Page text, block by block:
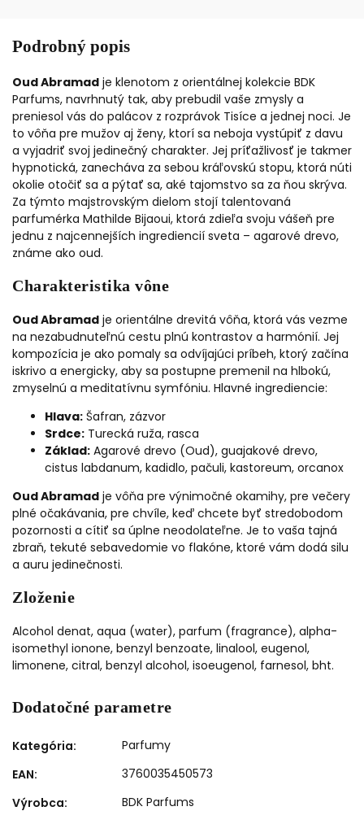
Podrobný popis
Oud Abramad je klenotom z orientálnej kolekcie BDK
Parfums, navrhnutý tak, aby prebudil vaše zmysly a
preniesol vás do palácov z rozprávok Tisíce a jednej noci. Je
to vôňa pre mužov aj ženy, ktorí sa neboja vystúpiť z davu
a vyjadriť svoj jedinečný charakter. Jej príťažlivosť je takmer
hypnotická, zanecháva za sebou kráľovskú stopu, ktorá núti
okolie otočiť sa a pýtať sa, aké tajomstvo sa za ňou skrýva.
Za týmto majstrovským dielom stojí talentovaná
parfumérka Mathilde Bijaoui, ktorá zdieľa svoju vášeň pre
jednu z najcennejších ingrediencií sveta – agarové drevo,
známe ako oud.
Charakteristika vône
Oud Abramad je orientálne drevitá vôňa, ktorá vás vezme
na nezabudnuteľnú cestu plnú kontrastov a harmónií. Jej
kompozícia je ako pomaly sa odvíjajúci príbeh, ktorý začína
iskrivo a energicky, aby sa postupne premenil na hlbokú,
zmyselnú a meditatívnu symfóniu. Hlavné ingrediencie:
Hlava: Šafran, zázvor
Srdce: Turecká ruža, rasca
Základ: Agarové drevo (Oud), guajakové drevo,
cistus labdanum, kadidlo, pačuli, kastoreum, orcanox
Oud Abramad je vôňa pre výnimočné okamihy, pre večery
plné očakávania, pre chvíle, keď chcete byť stredobodom
pozornosti a cítiť sa úplne neodolateľne. Je to vaša tajná
zbraň, tekuté sebavedomie vo flakóne, ktoré vám dodá silu
a auru jedinečnosti.
Zloženie
Alcohol denat, aqua (water), parfum (fragrance), alpha-
isomethyl ionone, benzyl benzoate, linalool, eugenol,
limonene, citral, benzyl alcohol, isoeugenol, farnesol, bht.
Dodatočné parametre
Kategória:
Parfumy
EAN:
3760035450573
Výrobca:
BDK Parfums